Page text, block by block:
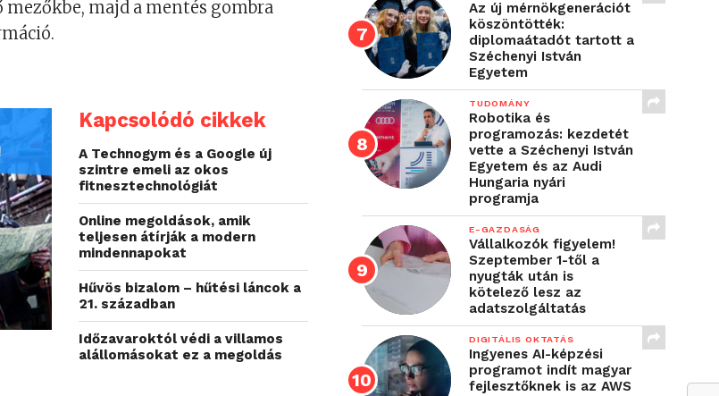
mezőkbe, majd a mentés gombra
Kapcsolódó cikkek
A Technogym és a Google új
szintre emeli az okos
fitnesztechnológiát
Online megoldások, amik
teljesen átírják a modern
mindennapokat
Hűvös bizalom – hűtési láncok a
21. században
Időzavaroktól védi a villamos
alállomásokat ez a megoldás
Az új mérnökgenerációt
köszöntötték:
diplomaátadót tartott a
Széchenyi István
Egyetem
TUDOMÁNY
Robotika és
programozás: kezdetét
vette a Széchenyi István
Egyetem és az Audi
Hungaria nyári
programja
E-GAZDASÁG
Vállalkozók figyelem!
Szeptember 1-től a
nyugták után is
kötelező lesz az
adatszolgáltatás
DIGITÁLIS OKTATÁS
Ingyenes AI-képzési
programot indít magyar
fejlesztőknek is az AWS